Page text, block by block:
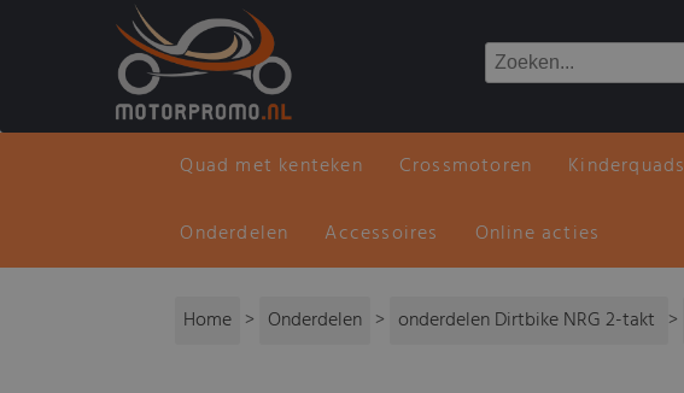
Quad met kenteken Crossmotoren Kinderquads
Onderdelen Accessoires Online acties
Home > Onderdelen > onderdelen Dirtbike NRG 2-takt >